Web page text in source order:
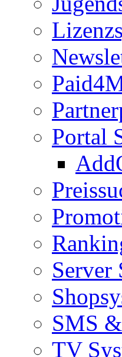
Portal
Server
SMS
TV